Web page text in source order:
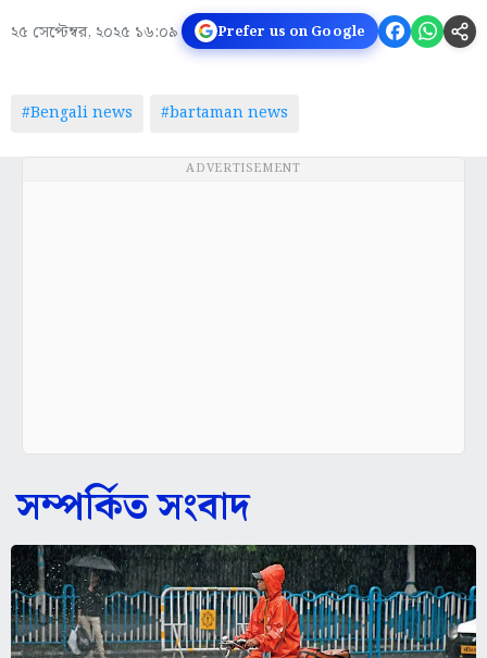
২৫ সেপ্টেম্বর, ২০২৫ ১৬:০৯ Prefer us on Google
#Bengali news #bartaman news
ADVERTISEMENT
সম্পর্কিত সংবাদ